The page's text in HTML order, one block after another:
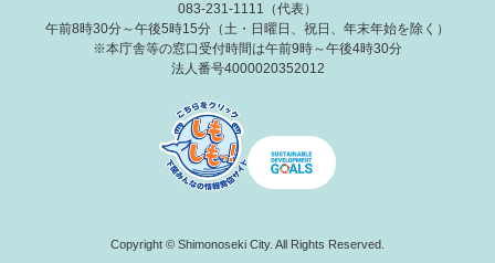
083-231-1111（代表）
午前8時30分～午後5時15分（土・日曜日、祝日、年末年始を除く）
※本庁舎等の窓口受付時間は午前9時～午後4時30分
法人番号4000020352012
Copyright © Shimonoseki City. All Rights Reserved.